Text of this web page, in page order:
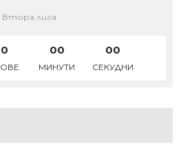
Втора лига
00
МИНУТИ
00
СЕКУДНИ